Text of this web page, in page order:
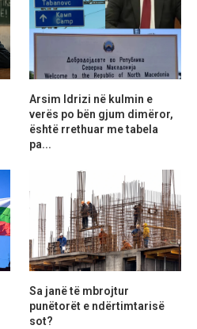
Arsim Idrizi në kulmin e
verës po bën gjum dimëror,
është rrethuar me tabela
pa...
Sa janë të mbrojtur
punëtorët e ndërtimtarisë
sot?